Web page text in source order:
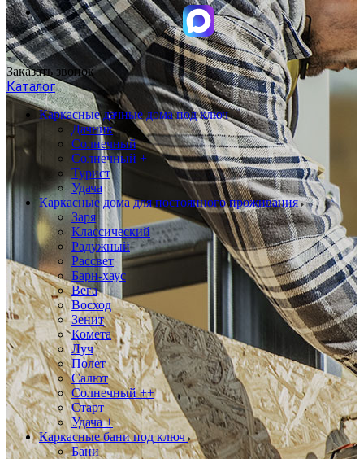
Заказать звонок
Каталог
Каркасные дачные дома под ключ
Дачник
Солнечный
Солнечный +
Турист
Удача
Каркасные дома для постоянного проживания
Заря
Классический
Радужный
Рассвет
Барн-хаус
Вега
Восход
Зенит
Комета
Луч
Полет
Салют
Солнечный ++
Старт
Удача +
Каркасные бани под ключ
Бани